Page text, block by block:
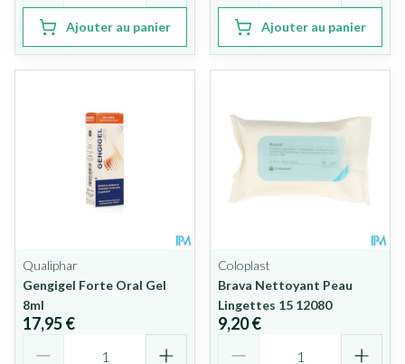
Ajouter au panier Ajouter au panier
Qualiphar
Gengigel Forte Oral Gel
8ml
17,95 €
Coloplast
Brava Nettoyant Peau
Lingettes 15 12080
9,20 €